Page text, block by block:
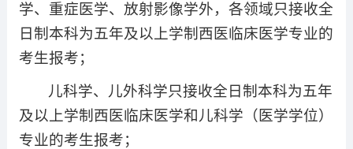
学、重症医学、放射影像学外，各领域只接收全
日制本科为五年及以上学制西医临床医学专业的
考生报考；
儿科学、儿外科学只接收全日制本科为五年
及以上学制西医临床医学和儿科学（医学学位）
专业的考生报考；